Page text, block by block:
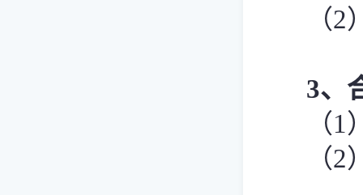
（
3、
（
（